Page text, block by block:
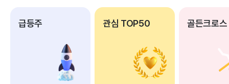
급등주 관심 TOP50 골든크로스